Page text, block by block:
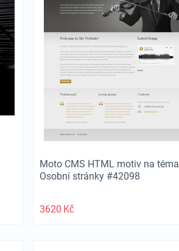
Moto CMS HTML motiv na téma
Osobní stránky #42098
3620 Kč